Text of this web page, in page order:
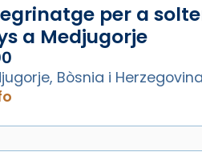
per a
a Medjugorje
Bòsnia i Herzegovina